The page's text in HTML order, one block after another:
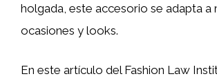
holgada, este accesorio se adapta a
ocasiones y looks.
En este artículo del Fashion Law